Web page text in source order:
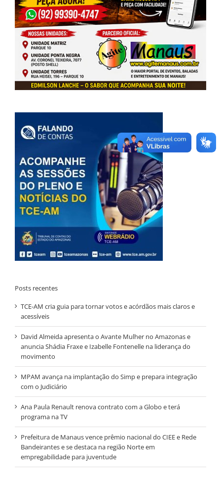
Posts recentes
TCE-AM cria guia para tornar votos e acórdãos mais claros e
acessíveis
David Almeida apresenta o Avante Mulher no Amazonas e
anuncia Shádia Fraxe e Izabelle Fontenelle na liderança do
movimento
MPAM avança na implantação do Simp e prepara integração
com o Judiciário
Ana Paula Renault renova contrato com a Globo e terá
programa na TV
Prefeitura de Manaus vence prêmio nacional do CIEE e Rede
Bandeirantes e se destaca na região Norte em
empregabilidade para juventude